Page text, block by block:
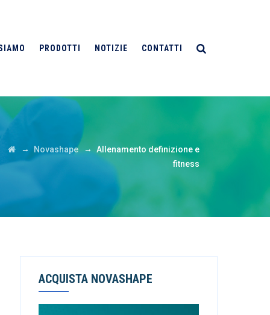
PRODOTTI NOTIZIE CONTATTI
→ Novashape→ Allenamento definizione e
fitness
ACQUISTA NOVASHAPE